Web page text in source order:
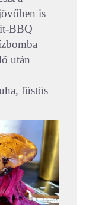
is
BBQ
után
füstös